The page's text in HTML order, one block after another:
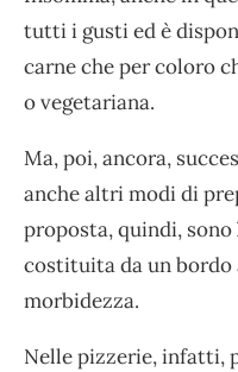
tutti i gusti ed è
carne che per coloro
o vegetariana.
Ma, poi, ancora,
anche altri modi di
proposta, quindi, sono
costituita da un bordo
morbidezza.
Nelle pizzerie, infatti,